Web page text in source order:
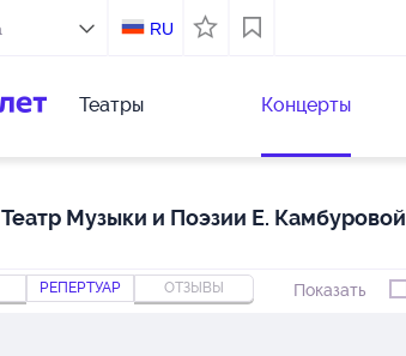
RU
Театры Концерты
Театр Музыки и Поэзии Е. Камбуровой
РЕПЕРТУАР ОТЗЫВЫ Показать